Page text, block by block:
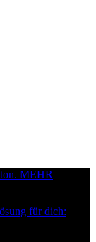
MEHR
für dich: